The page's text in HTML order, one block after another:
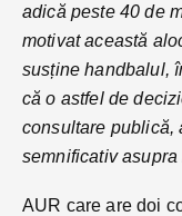
adică peste 40 de
motivat această
susține handbalul,
că o astfel de
consultare publică,
semnificativ
AUR care are doi